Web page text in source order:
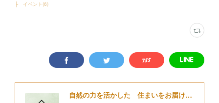
├ イベント(6)
自然の力を活かした 住まいをお届けする 細江住楽設計